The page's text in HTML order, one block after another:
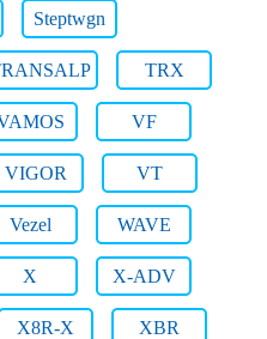
Steptwgn
TRX
VF
VIGOR VT
Vezel WAVE
X X-ADV
X8R-X XBR